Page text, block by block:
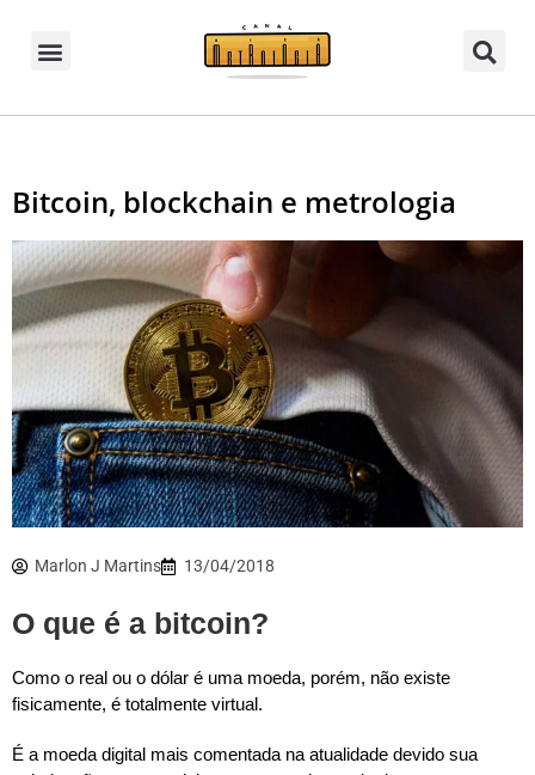
Bitcoin, blockchain e metrologia
Marlon J Martins 13/04/2018
O que é a bitcoin?
Como o real ou o dólar é uma moeda, porém, não existe
fisicamente, é totalmente virtual.
É a moeda digital mais comentada na atualidade devido sua